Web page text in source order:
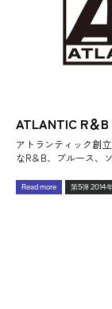
ATLANTIC R＆
アトランティック創
なR＆B、ブルース、
Read more 第5弾 2014